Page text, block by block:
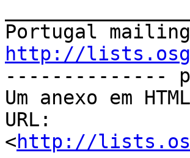
Portugal
http://
--------------
Um anexo em
URL:
<http://